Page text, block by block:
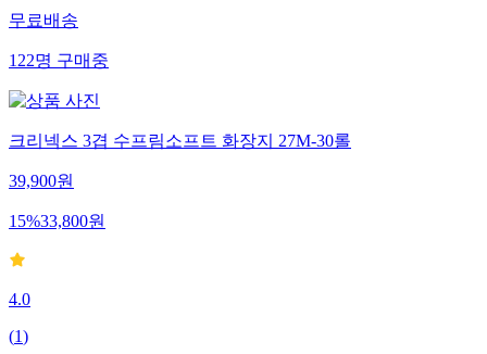
무료배송
122명구매중
크리넥스 3겹 수프림소프트 화장지 27M-30롤
39,900원
15%33,800원
4.0
(1)